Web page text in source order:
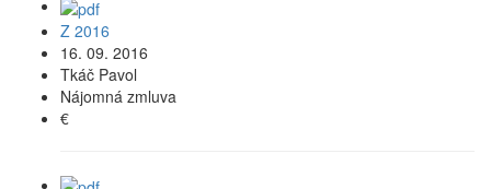
Z 2016
16. 09. 2016
Tkáč Pavol
Nájomná zmluva
€